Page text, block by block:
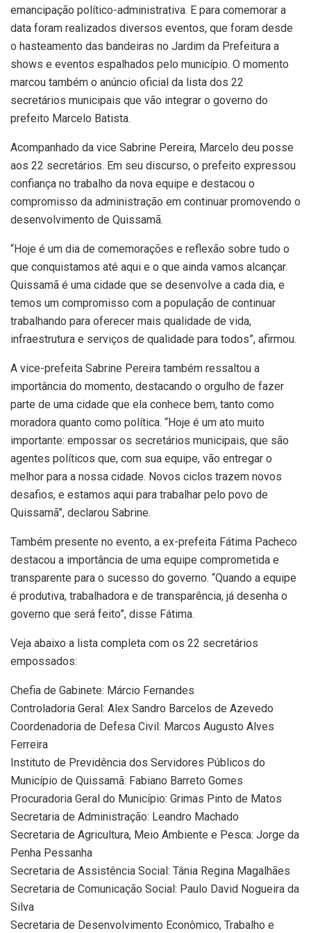
emancipação político-administrativa. E para comemorar a
data foram realizados diversos eventos, que foram desde
o hasteamento das bandeiras no Jardim da Prefeitura a
shows e eventos espalhados pelo município. O momento
marcou também o anúncio oficial da lista dos 22
secretários municipais que vão integrar o governo do
prefeito Marcelo Batista.
Acompanhado da vice Sabrine Pereira, Marcelo deu posse
aos 22 secretários. Em seu discurso, o prefeito expressou
confiança no trabalho da nova equipe e destacou o
compromisso da administração em continuar promovendo o
desenvolvimento de Quissamã.
“Hoje é um dia de comemorações e reflexão sobre tudo o
que conquistamos até aqui e o que ainda vamos alcançar.
Quissamã é uma cidade que se desenvolve a cada dia, e
temos um compromisso com a população de continuar
trabalhando para oferecer mais qualidade de vida,
infraestrutura e serviços de qualidade para todos”, afirmou.
A vice-prefeita Sabrine Pereira também ressaltou a
importância do momento, destacando o orgulho de fazer
parte de uma cidade que ela conhece bem, tanto como
moradora quanto como política. “Hoje é um ato muito
importante: empossar os secretários municipais, que são
agentes políticos que, com sua equipe, vão entregar o
melhor para a nossa cidade. Novos ciclos trazem novos
desafios, e estamos aqui para trabalhar pelo povo de
Quissamã”, declarou Sabrine.
Também presente no evento, a ex-prefeita Fátima Pacheco
destacou a importância de uma equipe comprometida e
transparente para o sucesso do governo. “Quando a equipe
é produtiva, trabalhadora e de transparência, já desenha o
governo que será feito”, disse Fátima.
Veja abaixo a lista completa com os 22 secretários
empossados:
Chefia de Gabinete: Márcio Fernandes
Controladoria Geral: Alex Sandro Barcelos de Azevedo
Coordenadoria de Defesa Civil: Marcos Augusto Alves
Ferreira
Instituto de Previdência dos Servidores Públicos do
Município de Quissamã: Fabiano Barreto Gomes
Procuradoria Geral do Município: Grimas Pinto de Matos
Secretaria de Administração: Leandro Machado
Secretaria de Agricultura, Meio Ambiente e Pesca: Jorge da
Penha Pessanha
Secretaria de Assistência Social: Tânia Regina Magalhães
Secretaria de Comunicação Social: Paulo David Nogueira da
Silva
Secretaria de Desenvolvimento Econômico, Trabalho e